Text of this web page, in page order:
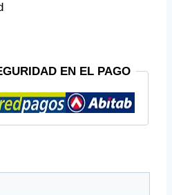
EN EL PAGO